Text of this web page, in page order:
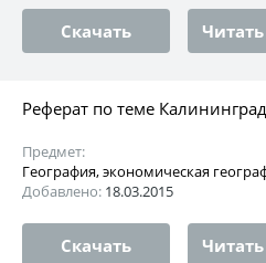
Скачать
Реферат по теме
Предмет:
География, экономическая
Добавлено: 18.03.2015
Скачать